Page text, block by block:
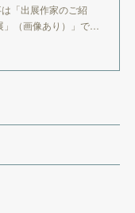
「出展作家のご紹
（画像あり）」で…